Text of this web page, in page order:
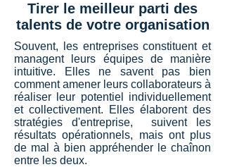
Tirer le meilleur parti des
talents de votre organisation
Souvent, les entreprises constituent et
managent leurs équipes de manière
intuitive. Elles ne savent pas bien
comment amener leurs collaborateurs à
réaliser leur potentiel individuellement
et collectivement. Elles élaborent des
stratégies d'entreprise, suivent les
résultats opérationnels, mais ont plus
de mal à bien appréhender le chaînon
entre les deux.